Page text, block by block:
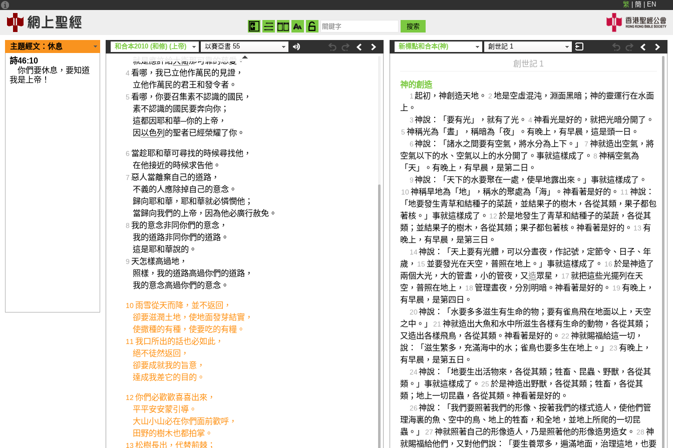
繁 簡 EN
主題經文： 休息
詩46:10
你們要休息，要知道
我是上帝！
和合本2010 (和修) (上帝) 以賽亞書 55
得享肥甘，心中喜樂。
我要與你們立永約，
就是應許給大衛那可靠的慈愛。
4看哪，我已立他作萬民的見證，
立他作萬民的君王和發令者。
5 看哪，你要召集素不認識的國民，
素不認識的國民要奔向你；
這都因耶和華─你的上帝，
因以色列 的聖者已經榮耀了你。
6 當趁耶和華可尋找的時候尋找他，
在他接近的時候求告他。
7 惡人當離棄自己的道路，
不義的人應除掉自己的意念。
歸向耶和華，耶和華就必憐憫他；
當歸向我們的上帝，因為他必廣行赦免。
8 我的意念非同你們的意念，
我的道路非同你們的道路。
這是耶和華說的。
9 天怎樣高過地，
照樣，我的道路高過你們的道路，
我的意念高過你們的意念。
10雨雪從天而降，並不返回，
卻要滋潤土地，使地面發芽結實，
使撒種的有種，使要吃的有糧。
11 我口所出的話也必如此，
絕不徒然返回，
卻要成就我的旨意，
達成我差它的目的。
12 你們必歡歡喜喜出來，
平平安安蒙引導。
大山小山必在你們面前歡呼，
田野的樹木也都拍掌。
13 松樹長出，代替荊棘；
新標點和合本(神) 創世記 1
創世記 1
神的創造
1 起初，神創造天地。 2 地是空虛混沌，淵面黑暗；神的靈運行在水面
上。
3 神說：「要有光」，就有了光。 4神看光是好的，就把光暗分開了。
5 神稱光為「晝」，稱暗為「夜」。有晚上，有早晨，這是頭一日。
6 神說：「諸水之間要有空氣，將水分為上下。」 7 神就造出空氣，將
空氣以下的水、空氣以上的水分開了。事就這樣成了。 8 神稱空氣為
「天」。有晚上，有早晨，是第二日。
9 神說：「天下的水要聚在一處，使旱地露出來。」事就這樣成了。
10 神稱旱地為「地」，稱水的聚處為「海」。神看著是好的。 11 神說：
「地要發生青草和結種子的菜蔬，並結果子的樹木，各從其類，果子都包
著核。」事就這樣成了。 12 於是地發生了青草和結種子的菜蔬，各從其
類；並結果子的樹木，各從其類；果子都包著核。神看著是好的。 13 有
晚上，有早晨，是第三日。
14神說：「天上要有光體，可以分晝夜，作記號，定節令、日子、年
歲， 15 並要發光在天空，普照在地上。」事就這樣成了。 16 於是神造了
兩個大光，大的管晝，小的管夜，又造眾星， 17 就把這些光擺列在天
空，普照在地上， 18 管理晝夜，分別明暗。神看著是好的。 19 有晚上，
有早晨，是第四日。
20 神說：「水要多多滋生有生命的物；要有雀鳥飛在地面以上，天空
之中。」
21 神就造出大魚和水中所滋生各樣有生命的動物，各從其類；
又造出各樣飛鳥，各從其類。神看著是好的。 22 神就賜福給這一切，
說：「滋生繁多，充滿海中的水；雀鳥也要多生在地上。」
23 有晚上，
有早晨，是第五日。
24神說：「地要生出活物來，各從其類；牲畜、昆蟲、野獸，各從其
類。」事就這樣成了。 25 於是神造出野獸，各從其類；牲畜，各從其
類；地上一切昆蟲，各從其類。神看著是好的。
26 神說：「我們要照著我們的形像、按著我們的樣式造人，使他們管
理海裏的魚、空中的鳥、地上的牲畜，和全地，並地上所爬的一切昆
蟲。」
27 神就照著自己的形像造人，乃是照著他的形像造男造女。 28 神
就賜福給他們，又對他們說：「要生養眾多，遍滿地面，治理這地，也要